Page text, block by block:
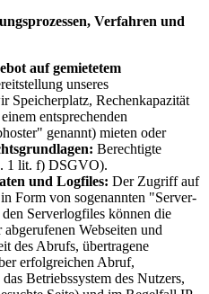
Verfahren und
auf gemietetem
unseres
Speicherplatz, Rechenkapazität
entsprechenden
genannt) mieten oder
Berechtigte
1 lit. f) DSGVO).
und Logfiles: Der Zugriff auf
Form von sogenannten "Server-
Serverlogfiles können die
Webseiten und
des Abrufs, übertragene
erfolgreichen Abruf,
Betriebssystem des Nutzers,